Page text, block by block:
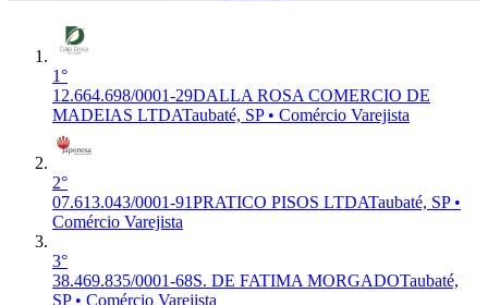
1°
12.664.698/0001-29DALLA ROSA COMERCIO DE
MADEIAS LTDATaubaté, SP • Comércio Varejista
2°
07.613.043/0001-91PRATICO PISOS LTDATaubaté, SP •
Comércio Varejista
3°
38.469.835/0001-68S. DE FATIMA MORGADOTaubaté,
SP • Comércio Varejista